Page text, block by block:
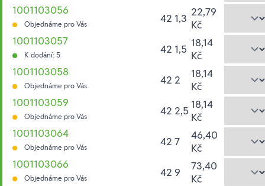
1001103056
Objednáme pro Vás 42 1,3 22,79
Kč
1001103057
K dodání: 5 42 1,5 18,14
Kč
1001103058
Objednáme pro Vás 42 2
18,14
Kč
1001103059
Objednáme pro Vás 42 2,5 18,14
Kč
1001103064
Objednáme pro Vás 42 7
46,40
Kč
1001103066
Objednáme pro Vás 42 9
73,40
Kč